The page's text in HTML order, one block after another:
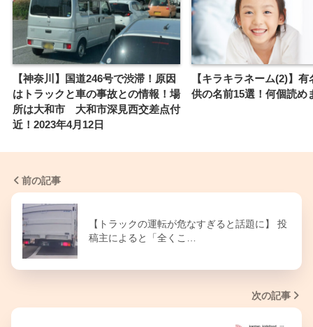
【神奈川】国道246号で渋滞！原因
はトラックと車の事故との情報！場
所は大和市 大和市深見西交差点付
近！2023年4月12日
【キラキラネーム(2)】
供の名前15選！何個読め
前の記事
【トラックの運転が危なすぎると話題に】 投
稿主によると「全くこ…
次の記事